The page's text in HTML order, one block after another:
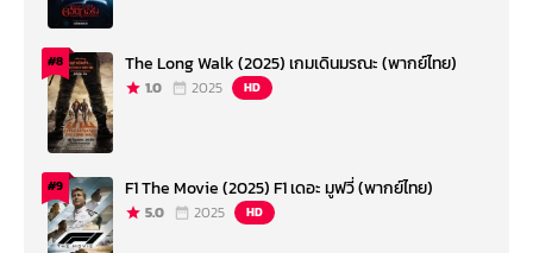
#8 The Long Walk (2025) เกมเดินมรณะ (พากย์ไทย)
1.0 2025 HD
#9 F1 The Movie (2025) F1 เดอะ มูฟวี่ (พากย์ไทย)
5.0 2025 HD